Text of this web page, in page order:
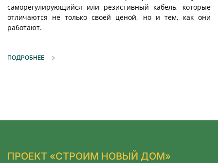
саморегулирующийся или резистивный кабель, которые
отличаются не только своей ценой, но и тем, как они
работают.
ПОДРОБНЕЕ
ПРОЕКТ «СТРОИМ НОВЫЙ ДОМ»